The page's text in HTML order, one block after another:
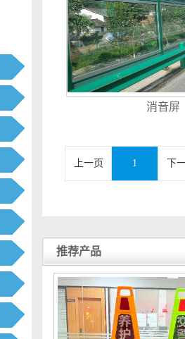
消音屏
上一页 1 下
推荐产品